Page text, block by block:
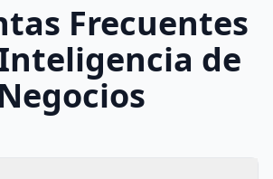
Frecuentes
de
Negocios